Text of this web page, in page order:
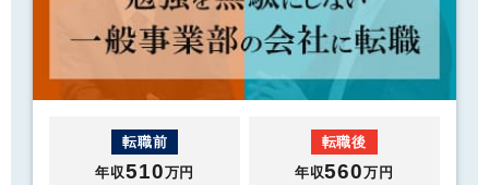
転職前
年収510万円
転職後
年収560万円